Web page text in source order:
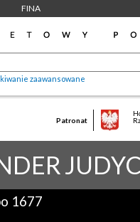
FINA
zaawansowane
Patronat
1677